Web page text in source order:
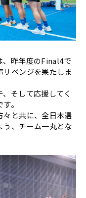
、昨年度のFinal4で
ベンジを果たしま
そして応援してく
。
々と共に、全日本選
う、チーム一丸とな